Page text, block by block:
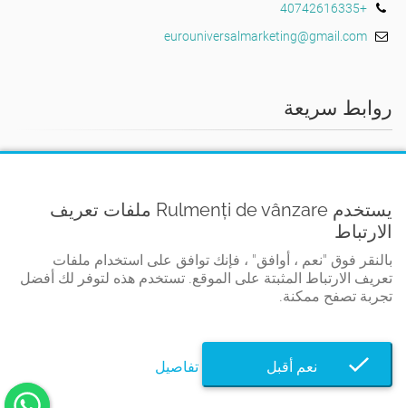
+40742616335
eurouniversalmarketing@gmail.com
روابط سريعة
سياسة الخصوصية
اتفاقية ملفات تعريف الارتباط
اتصل
© Rulmenți de vânzare 2026. كل الحقوق محفوظة.
Developed by
يستخدم Rulmenți de vânzare ملفات تعريف
الارتباط
بالنقر فوق "نعم ، أوافق" ، فإنك توافق على استخدام ملفات
تعريف الارتباط المثبتة على الموقع. تستخدم هذه لتوفر لك أفضل
تجربة تصفح ممكنة.
نعم أقبل تفاصيل